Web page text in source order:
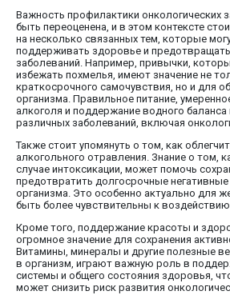
Важность профилактики онкологических
быть переоценена, и в этом контексте
на несколько связанных тем, которые
поддерживать здоровье и
заболеваний. Например, привычки,
избежать похмелья, имеют значение не
краткосрочного самочувствия, но и для
организма. Правильное питание,
алкоголя и поддержание водного баланса
различных заболеваний, включая
Также стоит упомянуть о том, как
алкогольного отравления. Знание о том,
случае интоксикации, может помочь
предотвратить долгосрочные
организма. Это особенно актуально для
быть более чувствительны к
Кроме того, поддержание красоты и
огромное значение для сохранения
Витамины, минералы и другие полезные
в организм, играют важную роль в
системы и общего состояния здоровья,
может снизить риск развития